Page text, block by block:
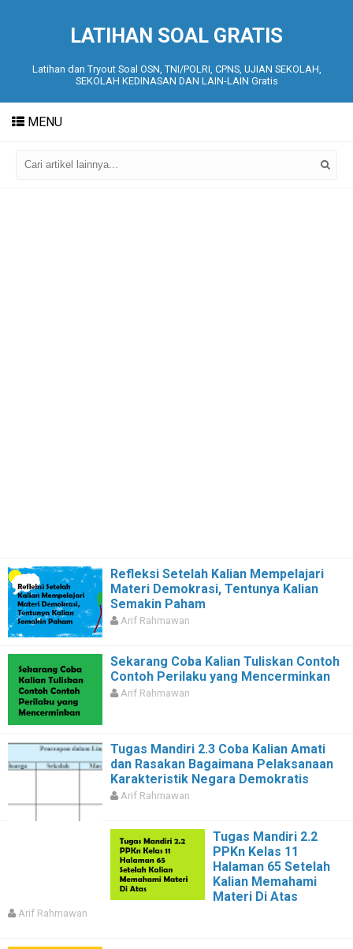
LATIHAN SOAL GRATIS
Latihan dan Tryout Soal OSN, TNI/POLRI, CPNS, UJIAN SEKOLAH,
SEKOLAH KEDINASAN DAN LAIN-LAIN Gratis
MENU
Refleksi Setelah Kalian Mempelajari
Materi Demokrasi, Tentunya Kalian
Semakin Paham
Arif Rahmawan
Sekarang Coba Kalian Tuliskan Contoh
Contoh Perilaku yang Mencerminkan
Arif Rahmawan
Tugas Mandiri 2.3 Coba Kalian Amati
dan Rasakan Bagaimana Pelaksanaan
Karakteristik Negara Demokratis
Arif Rahmawan
Tugas Mandiri 2.2
PPKn Kelas 11
Halaman 65 Setelah
Kalian Memahami
Materi Di Atas
Arif Rahmawan